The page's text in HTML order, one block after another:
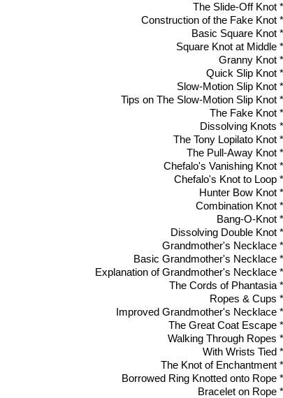
* The Slide-Off Knot
* Construction of the Fake Knot
* Basic Square Knot
* Square Knot at Middle
* Granny Knot
* Quick Slip Knot
* Slow-Motion Slip Knot
* Tips on The Slow-Motion Slip Knot
* The Fake Knot
* Dissolving Knots
* The Tony Lopilato Knot
* The Pull-Away Knot
* Chefalo's Vanishing Knot
* Chefalo's Knot to Loop
* Hunter Bow Knot
* Combination Knot
* Bang-O-Knot
* Dissolving Double Knot
* Grandmother's Necklace
* Basic Grandmother's Necklace
* Explanation of Grandmother's Necklace
* The Cords of Phantasia
* Ropes & Cups
* Improved Grandmother's Necklace
* The Great Coat Escape
* Walking Through Ropes
* With Wrists Tied
* The Knot of Enchantment
* Borrowed Ring Knotted onto Rope
* Bracelet on Rope